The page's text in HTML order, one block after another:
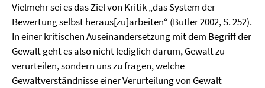
Vielmehr sei es das Ziel von Kritik „das System der
Bewertung selbst heraus[zu]arbeiten“ (Butler 2002, S. 252).
In einer kritischen Auseinandersetzung mit dem Begriff der
Gewalt geht es also nicht lediglich darum, Gewalt zu
verurteilen, sondern uns zu fragen, welche
Gewaltverständnisse einer Verurteilung von Gewalt